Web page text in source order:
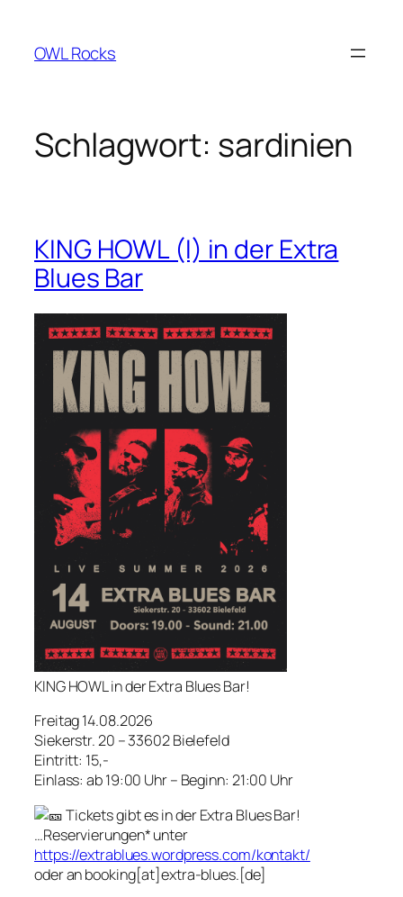
springen
OWL Rocks
Schlagwort: sardinien
KING HOWL (I) in der Extra
Blues Bar
KING HOWL in der Extra Blues Bar!
Freitag 14.08.2026
Siekerstr. 20 – 33602 Bielefeld
Eintritt: 15,-
Einlass: ab 19:00 Uhr – Beginn: 21:00 Uhr
Tickets gibt es in der Extra Blues Bar!
…Reservierungen* unter
https://extrablues.wordpress.com/kontakt/
oder an booking[at]extra-blues.[de]